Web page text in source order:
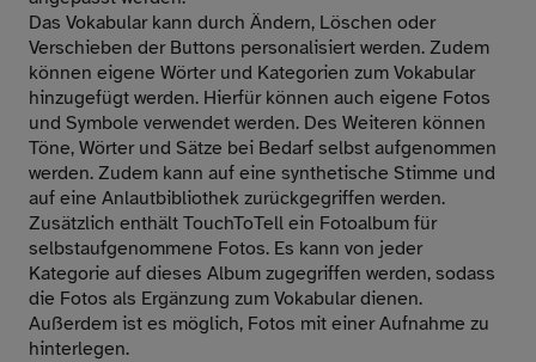
Das Vokabular kann durch Ändern, Löschen oder
Verschieben der Buttons personalisiert werden. Zudem
können eigene Wörter und Kategorien zum Vokabular
hinzugefügt werden. Hierfür können auch eigene Fotos
und Symbole verwendet werden. Des Weiteren können
Töne, Wörter und Sätze bei Bedarf selbst aufgenommen
werden. Zudem kann auf eine synthetische Stimme und
auf eine Anlautbibliothek zurückgegriffen werden.
Zusätzlich enthält TouchToTell ein Fotoalbum für
selbstaufgenommene Fotos. Es kann von jeder
Kategorie auf dieses Album zugegriffen werden, sodass
die Fotos als Ergänzung zum Vokabular dienen.
Außerdem ist es möglich, Fotos mit einer Aufnahme zu
hinterlegen.